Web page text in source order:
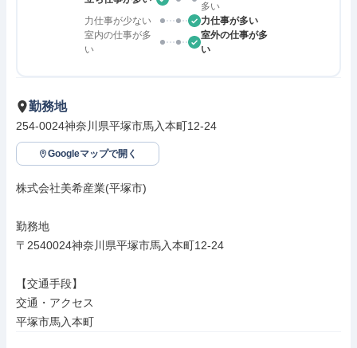
多い
力仕事が少ない
力仕事が多い
室内の仕事が多
い
室外の仕事が多
い
勤務地
254-0024神奈川県平塚市馬入本町12-24
Googleマップで開く
株式会社美希産業(平塚市)
勤務地
〒2540024神奈川県平塚市馬入本町12-24
【交通手段】
交通・アクセス
平塚市馬入本町